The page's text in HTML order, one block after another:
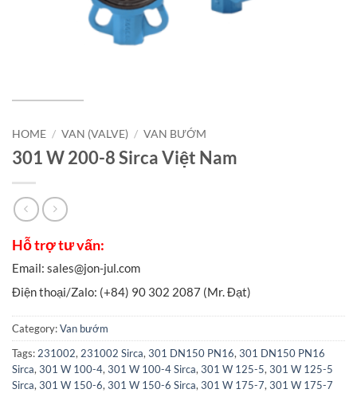
HOME / VAN (VALVE) / VAN BƯỚM
301 W 200-8 Sirca Việt Nam
Category:Van bướm
Tags:231002,231002 Sirca,301 DN150 PN16,301 DN150 PN16
Sirca,301 W 100-4,301 W 100-4 Sirca,301 W 125-5,301 W 125-5
Sirca,301 W 150-6,301 W 150-6 Sirca,301 W 175-7,301 W 175-7